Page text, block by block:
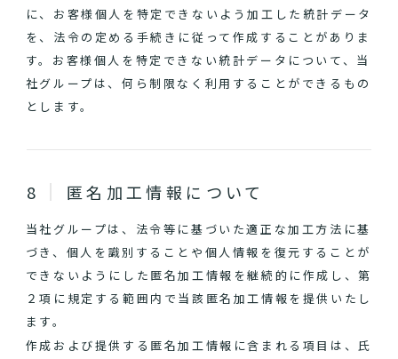
に、お客様個人を特定できないよう加工した統計データ
を、法令の定める手続きに従って作成することがありま
す。お客様個人を特定できない統計データについて、当
社グループは、何ら制限なく利用することができるもの
とします。
匿名加工情報について
当社グループは、法令等に基づいた適正な加工方法に基
づき、個人を識別することや個人情報を復元することが
できないようにした匿名加工情報を継続的に作成し、第
２項に規定する範囲内で当該匿名加工情報を提供いたし
ます。
作成および提供する匿名加工情報に含まれる項目は、氏